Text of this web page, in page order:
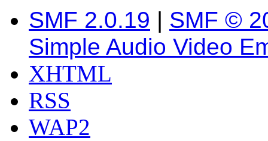
SMF 2.0.19 | SMF ©
Simple Audio Video
XHTML
RSS
WAP2